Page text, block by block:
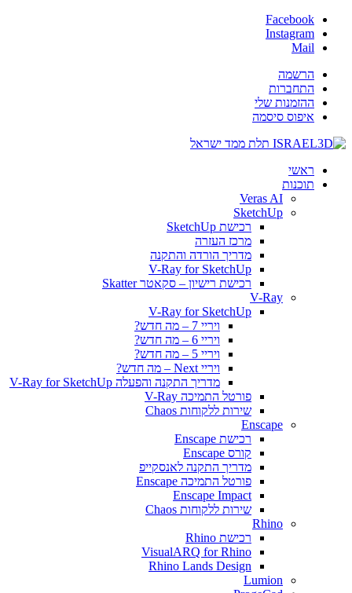
Facebook
Instagram
Mail
הרשמה
התחברות
ההזמנות שלי
איפוס סיסמה
ראשי
תוכנות
Veras AI
SketchUp
רכישת SketchUp
מרכז העזרה
מדריך הורדה והתקנה
V-Ray for SketchUp
רכישת רישיון – סקאטר Skatter
V-Ray
V-Ray for SketchUp
ויריי 7 – מה חדש?
ויריי 6 – מה חדש?
ויריי 5 – מה חדש?
ויריי Next – מה חדש?
מדריך התקנה והפעלה V-Ray for SketchUp
פורטל התמיכה V-Ray
שירות ללקוחות Chaos
Enscape
רכישת Enscape
קורס Enscape
מדריך התקנה לאנסקייפ
פורטל התמיכה Enscape
Enscape Impact
שירות ללקוחות Chaos
Rhino
רכישת Rhino
VisualARQ for Rhino
Rhino Lands Design
Lumion